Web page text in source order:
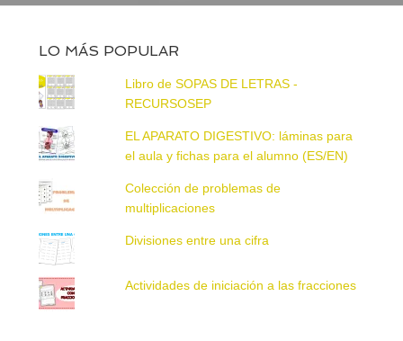
LO MÁS POPULAR
Libro de SOPAS DE LETRAS -
RECURSOSEP
EL APARATO DIGESTIVO: láminas para
el aula y fichas para el alumno (ES/EN)
Colección de problemas de
multiplicaciones
Divisiones entre una cifra
Actividades de iniciación a las fracciones